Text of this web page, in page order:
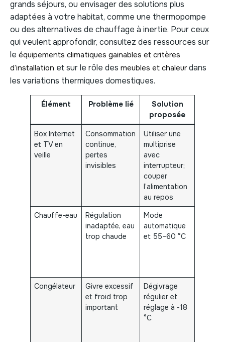
grands séjours, ou envisager des solutions plus
adaptées à votre habitat, comme une thermopompe
ou des alternatives de chauffage à inertie. Pour ceux
qui veulent approfondir, consultez des ressources sur
le équipements climatiques gainables et critères
d’installation et sur le rôle des meubles et chaleurdans
les variations thermiques domestiques.
Élément Problème lié
Solution
proposée
Box Internet
et TV en
veille
Consommation
continue,
pertes
invisibles
Utiliser une
multiprise
avec
interrupteur;
couper
l’alimentation
au repos
Chauffe-eau
Régulation
inadaptée, eau
trop chaude
Mode
automatique
et 55–60 °C
Congélateur
Givre excessif
et froid trop
important
Dégivrage
régulier et
réglage à -18
°C